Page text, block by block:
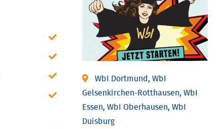
WbI Dortmund, WbI
Gelsenkirchen-Rotthausen, WbI
Essen, WbI Oberhausen, WbI
Duisburg